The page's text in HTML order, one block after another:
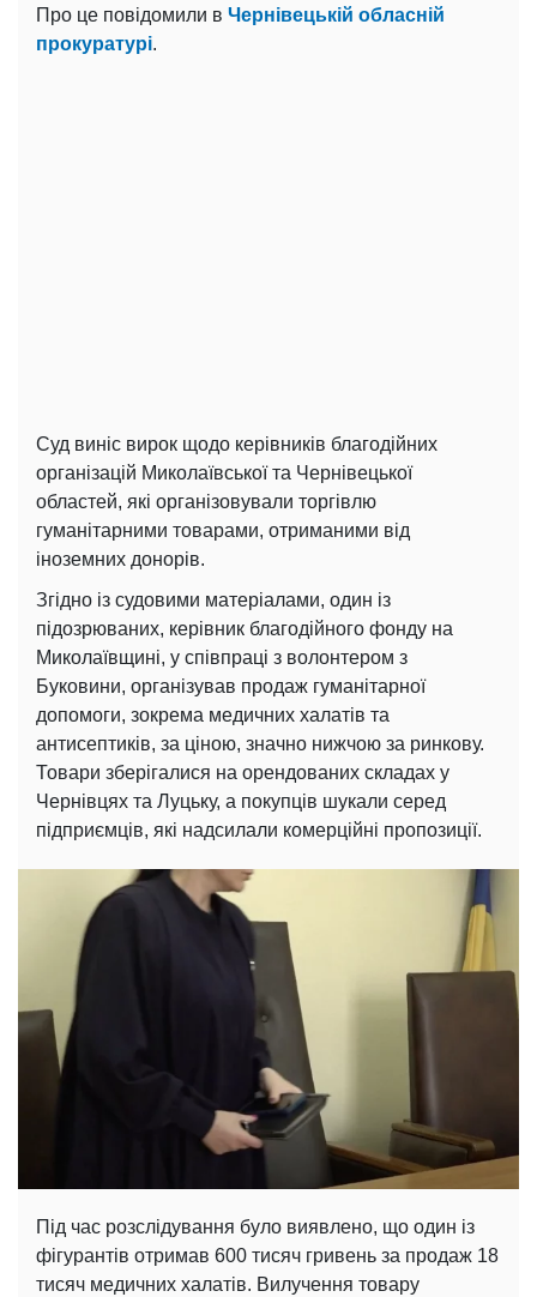
Про це повідомили в Чернівецькій обласній
прокуратурі.
Суд виніс вирок щодо керівників благодійних
організацій Миколаївської та Чернівецької
областей, які організовували торгівлю
гуманітарними товарами, отриманими від
іноземних донорів.
Згідно із судовими матеріалами, один із
підозрюваних, керівник благодійного фонду на
Миколаївщині, у співпраці з волонтером з
Буковини, організував продаж гуманітарної
допомоги, зокрема медичних халатів та
антисептиків, за ціною, значно нижчою за ринкову.
Товари зберігалися на орендованих складах у
Чернівцях та Луцьку, а покупців шукали серед
підприємців, які надсилали комерційні пропозиції.
Під час розслідування було виявлено, що один із
фігурантів отримав 600 тисяч гривень за продаж 18
тисяч медичних халатів. Вилучення товару